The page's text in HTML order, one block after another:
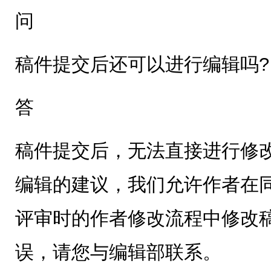
问
稿件提交后还可以进行编辑吗?
答
稿件提交后，无法直接进行修
编辑的建议，我们允许作者在
评审时的作者修改流程中修改
误，请您与编辑部联系。